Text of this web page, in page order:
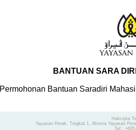
BANTUAN SARA
Permohonan Bantuan Saradiri